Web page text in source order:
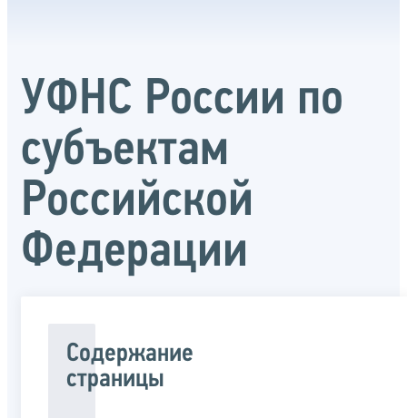
УФНС России по
субъектам
Российской
Федерации
Содержание
страницы